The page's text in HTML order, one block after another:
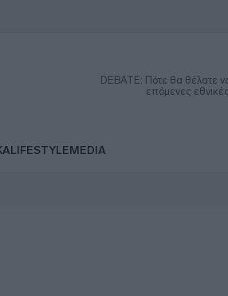
DEBATE: Πότε θα θέλατε να
επόμενες
LIFESTYLEMEDIA